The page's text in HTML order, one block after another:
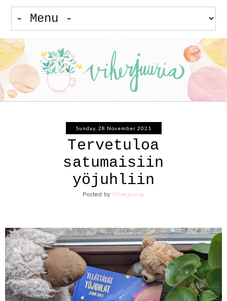
Sunday, 28 November 2021
Tervetuloa
satumaisiin
yöjuhliin
Posted byViherjuuria